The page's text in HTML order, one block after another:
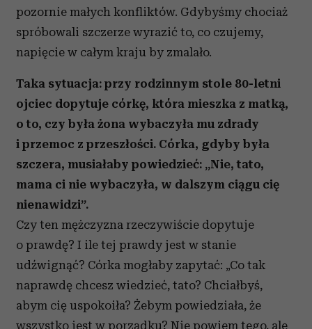
pozornie małych konfliktów. Gdybyśmy chociaż
spróbowali szczerze wyrazić to, co czujemy,
napięcie w całym kraju by zmalało.
Taka sytuacja: przy rodzinnym stole 80-letni
ojciec dopytuje córkę, która mieszka z matką,
o to, czy była żona wybaczyła mu zdrady
i przemoc z przeszłości. Córka, gdyby była
szczera, musiałaby powiedzieć: „Nie, tato,
mama ci nie wybaczyła, w dalszym ciągu cię
nienawidzi”.
Czy ten mężczyzna rzeczywiście dopytuje
o prawdę? I ile tej prawdy jest w stanie
udźwignąć? Córka mogłaby zapytać: „Co tak
naprawdę chcesz wiedzieć, tato? Chciałbyś,
abym cię uspokoiła? Żebym powiedziała, że
wszystko jest w porządku? Nie powiem tego, ale